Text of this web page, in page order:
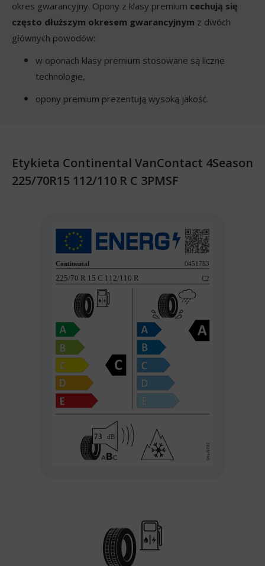
okres gwarancyjny. Opony z klasy premium cechują się
często dłuższym okresem gwarancyjnym z dwóch
głównych powodów:
w oponach klasy premium stosowane są liczne
technologie,
opony premium prezentują wysoką jakość.
Etykieta Continental VanContact 4Season
225/70R15 112/110 R C 3PMSF